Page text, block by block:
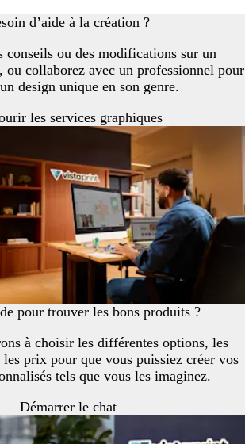
d’aide à la création ?
conseils ou des modifications sur un
ou collaborez avec un professionnel pour
design unique en son genre.
les services graphiques
pour trouver les bons produits ?
à choisir les différentes options, les
les prix pour que vous puissiez créer vos
tels que vous les imaginez.
Démarrer le chat